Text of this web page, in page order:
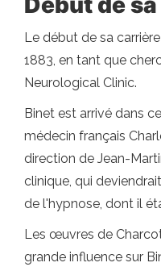
Le début de sa
1883, en tant que
Neurological Clinic.
Binet est arrivé dans
médecin français
direction de Jean-
clinique, qui
de l'hypnose, dont il
Les œuvres de
grande influence sur